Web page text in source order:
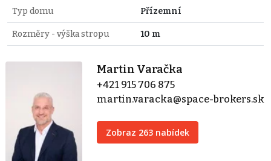
Typ domu Přízemní
Rozměry - výška stropu 10 m
Martin Varačka
+421 915 706 875
martin.varacka@space-brokers.sk
Zobraz 263 nabídek